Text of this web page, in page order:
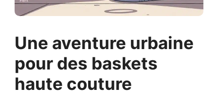
Une aventure urbaine
pour des baskets
haute couture